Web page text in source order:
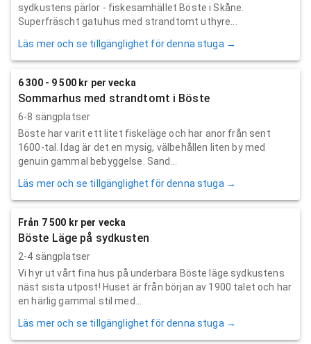
sydkustens pärlor - fiskesamhället Böste i Skåne.
Superfräscht gatuhus med strandtomt uthyre...
Läs mer och se tillgänglighet för denna stuga →
6 300 - 9 500 kr per vecka
Sommarhus med strandtomt i Böste
6-8 sängplatser
Böste har varit ett litet fiskeläge och har anor från sent
1600-tal. Idag är det en mysig, välbehållen liten by med
genuin gammal bebyggelse. Sand...
Läs mer och se tillgänglighet för denna stuga →
Från 7 500 kr per vecka
Böste Läge på sydkusten
2-4 sängplatser
Vi hyr ut vårt fina hus på underbara Böste läge sydkustens
näst sista utpost! Huset är från början av 1900 talet och har
en härlig gammal stil med...
Läs mer och se tillgänglighet för denna stuga →